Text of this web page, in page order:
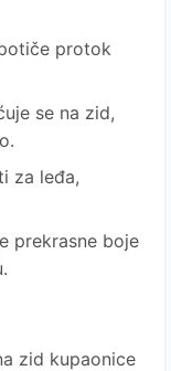
protok
se na zid,
za leđa,
prekrasne boje
zid kupaonice